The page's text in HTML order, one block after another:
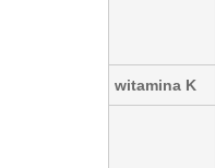
witamina K